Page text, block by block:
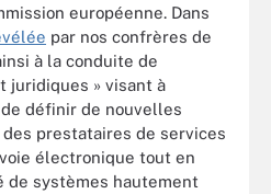
européenne. Dans
par nos confrères de
à la conduite de
juridiques » visant à
définir de nouvelles
prestataires de services
électronique tout en
systèmes hautement